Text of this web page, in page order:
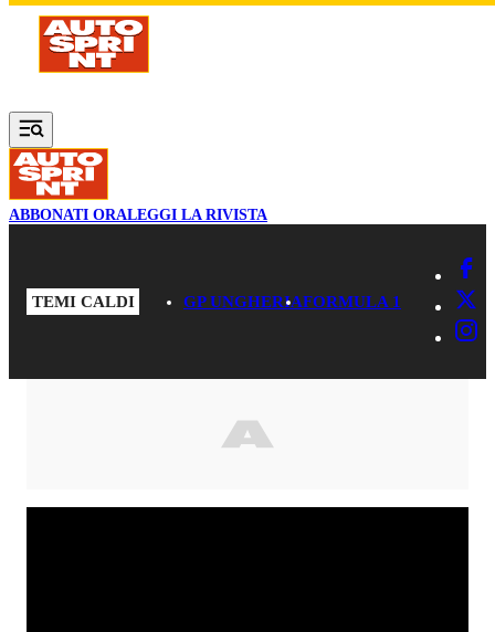
Vai al contenuto principale
ABBONATI ORALEGGI LA RIVISTA
TEMI CALDI GP UNGHERIAFORMULA 1